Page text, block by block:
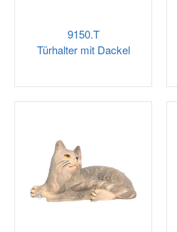
9150.T
Türhalter mit Dackel